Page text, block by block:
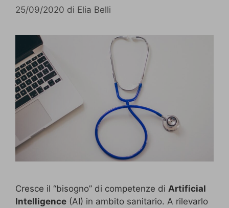
25/09/2020 di Elia Belli
Cresce il “bisogno” di competenze di Artificial
Intelligence (AI) in ambito sanitario. A rilevarlo